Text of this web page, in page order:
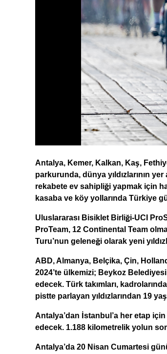
Antalya, Kemer, Kalkan, Kaş,
parkurunda, dünya yıldızlarının
rekabete ev sahipliği yapmak için
kasaba ve köy yollarında Türkiye
Uluslararası Bisiklet Birliği-UCI
ProTeam, 12 Continental Team
Turu’nun geleneği olarak yeni
ABD, Almanya, Belçika, Çin,
2024’te ülkemizi; Beykoz
edecek. Türk takımları,
pistte parlayan yıldızlarından 19
Antalya’dan İstanbul’a her etap
edecek. 1.188 kilometrelik yolun
Antalya’da 20 Nisan Cumartesi